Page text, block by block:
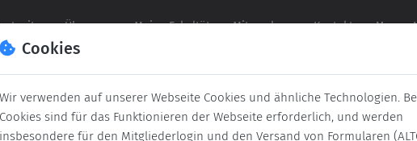
Über uns Meine Fakultät Mitmachen Kontakt
Virtuelle Veranstaltung
Cookies
Wir verwenden auf unserer Webseite Cookies und ähnliche Technologien.
Cookies sind für das Funktionieren der Webseite erforderlich, und werden
insbesondere für den Mitgliederlogin und den Versand von Formularen